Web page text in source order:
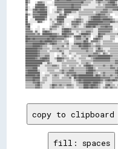
copy to clipboard
fill: spaces